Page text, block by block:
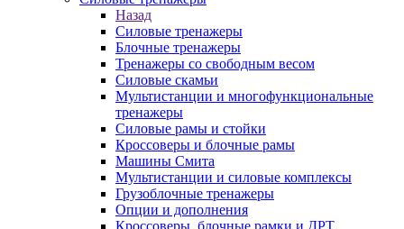
Назад
Силовые тренажеры
Блочные тренажеры
Тренажеры со свободным весом
Силовые скамьи
Мультистанции и многофункциональные
тренажеры
Силовые рамы и стойки
Кроссоверы и блочные рамы
Машины Смита
Мультистанции и силовые комплексы
Грузоблочные тренажеры
Опции и дополнения
Кроссоверы, блочные рамки и ДРТ